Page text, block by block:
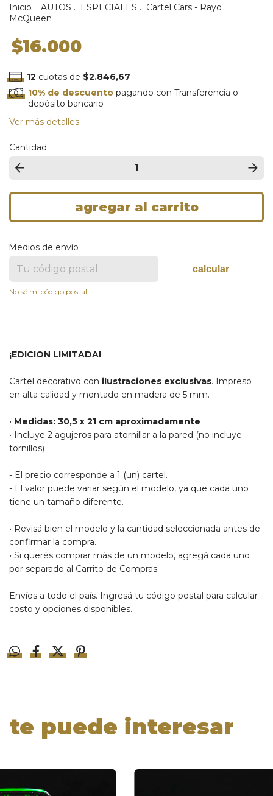
Inicio . AUTOS . ESPECIALES . Cartel Cars - Rayo
McQueen
$16.000
12 cuotas de $2.846,67
10% de descuento pagando con Transferencia o
depósito bancario
Ver más detalles
Cantidad
Medios de envío
calcular
No sé mi código postal
¡EDICION LIMITADA!
Cartel decorativo con ilustraciones exclusivas. Impreso
en alta calidad y montado en madera de 5 mm.
• Medidas: 30,5 x 21 cm aproximadamente
• Incluye 2 agujeros para atornillar a la pared (no incluye
tornillos)
- El precio corresponde a 1 (un) cartel.
- El valor puede variar según el modelo, ya que cada uno
tiene un tamaño diferente.
• Revisá bien el modelo y la cantidad seleccionada antes de
confirmar la compra.
• Si querés comprar más de un modelo, agregá cada uno
por separado al Carrito de Compras.
Envíos a todo el país. Ingresá tu código postal para calcular
costo y opciones disponibles.
te puede interesar